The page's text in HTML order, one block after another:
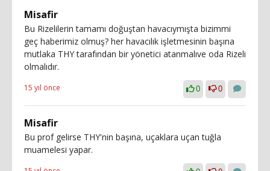
Misafir
Bu Rizelilerin tamamı doğuştan havacıymışta bizimmi
geç haberimiz olmuş? her havacılık işletmesinin başına
mutlaka THY tarafından bir yönetici atanmalıve oda Rizeli
olmalıdır.
15 yıl önce 0 0
Misafir
Bu prof gelirse THY'nin başına, uçaklara uçan tuğla
muamelesi yapar.